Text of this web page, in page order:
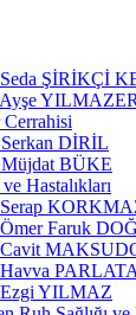
ŞİRİKÇİ
YILMAZER
DİRİL
BÜKE
Hastalıkları
Faruk
YILMAZ